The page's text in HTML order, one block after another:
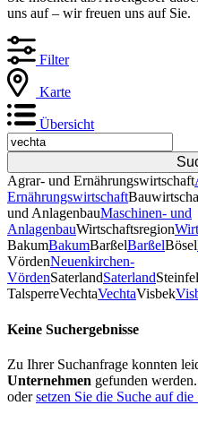
uns auf – wir freuen uns auf Sie.
Filter
Karte
Übersicht
Agrar- und Ernährungswirtschaft
Ernährungswirtschaft
und AnlagenbauMaschinen- und
AnlagenbauWirtschaftsregion
BakumBakumBarßelBarßelBösel
VördenNeuenkirchen-
VördenSaterlandSaterland
TalsperreVechtaVechtaVisbek
Keine Suchergebnisse
Zu Ihrer Suchanfrage konnten
Unternehmen gefunden
odersetzen Sie die Suche auf